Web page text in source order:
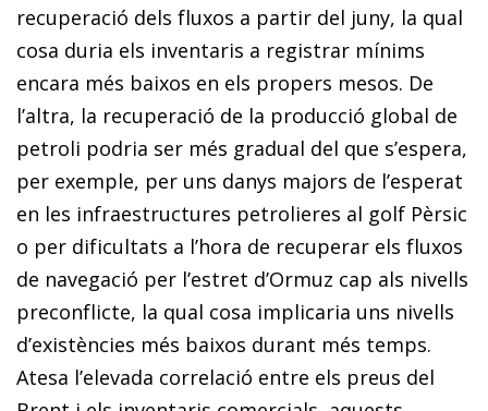
recuperació dels fluxos a partir del juny, la qual
cosa duria els inventaris a registrar mínims
encara més baixos en els propers mesos. De
l’altra, la recuperació de la producció global de
petroli podria ser més gradual del que s’espera,
per exemple, per uns danys majors de l’esperat
en les infraestructures petrolieres al golf Pèrsic
o per dificultats a l’hora de recuperar els fluxos
de navegació per l’estret d’Ormuz cap als nivells
preconflicte, la qual cosa implicaria uns nivells
d’existències més baixos durant més temps.
Atesa l’elevada correlació entre els preus del